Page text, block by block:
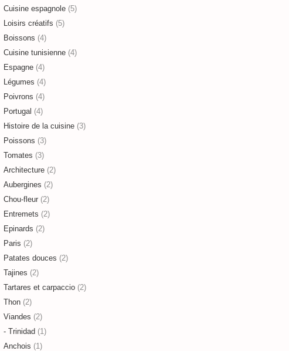
Cuisine espagnole (5)
Loisirs créatifs (5)
Boissons (4)
Cuisine tunisienne (4)
Espagne (4)
Légumes (4)
Poivrons (4)
Portugal (4)
Histoire de la cuisine (3)
Poissons (3)
Tomates (3)
Architecture (2)
Aubergines (2)
Chou-fleur (2)
Entremets (2)
Epinards (2)
Paris (2)
Patates douces (2)
Tajines (2)
Tartares et carpaccio (2)
Thon (2)
Viandes (2)
- Trinidad (1)
Anchois (1)